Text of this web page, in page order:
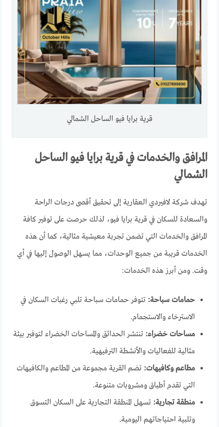
قرية برايا فيو الساحل الشمالي
المرافق والخدمات في قرية برايا فيو الساحل
الشمالي
تهدف شركة لافيردي العقارية إلى تحقيق أقصى درجات الراحة
والسعادة للسكان في قرية برايا فيو، لذلك حرصت على توفير كافة
المرافق والخدمات التي تضمن تجربة معيشية مثالية، كما أن هذه
الخدمات قريبة من جميع الوحدات، مما يسهل الوصول إليها في أي
وقت. ومن أبرز هذه الخدمات:
حمامات سباحة: تتوفر حمامات سباحة تلبي رغبات السكان في
الاسترخاء والاستجمام.
مساحات خضراء: تنتشر الحدائق والمساحات الخضراء لتوفير بيئة
مثالية للفعاليات والأنشطة الترفيهية.
مطاعم وكافيهات: تضم القرية مجموعة من المطاعم والكافيهات
التي تقدم أطباق ومشروبات متنوعة.
منطقة تجارية: تسهل المنطقة التجارية على السكان التسوق
وتلبية احتياجاتهم اليومية.